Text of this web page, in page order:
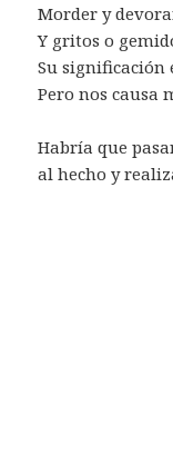
Morder y
Y gritos o
Su significación
Pero nos causa
Habría que
al hecho y